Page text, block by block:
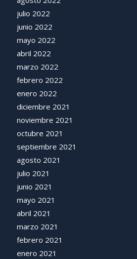
julio 2022
junio 2022
mayo 2022
abril 2022
marzo 2022
febrero 2022
enero 2022
diciembre 2021
noviembre 2021
octubre 2021
septiembre 2021
agosto 2021
julio 2021
junio 2021
mayo 2021
abril 2021
marzo 2021
febrero 2021
enero 2021